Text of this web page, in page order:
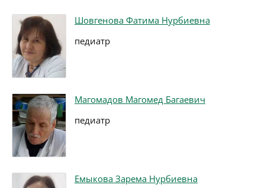
Шовгенова Фатима Нурбиевна
педиатр
Магомадов Магомед Багаевич
педиатр
Емыкова Зарема Нурбиевна